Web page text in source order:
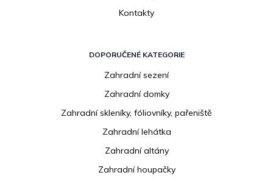
Kontakty
DOPORUČENÉ KATEGORIE
Zahradní sezení
Zahradní domky
Zahradní skleníky, fóliovníky, pařeniště
Zahradní lehátka
Zahradní altány
Zahradní houpačky